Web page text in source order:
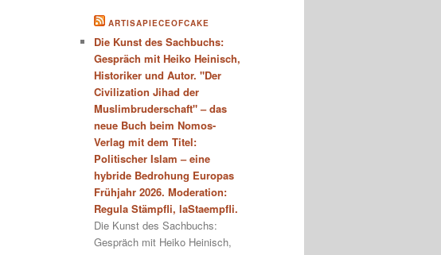
ARTISAPIECEOFCAKE
Die Kunst des Sachbuchs:
Gespräch mit Heiko Heinisch,
Historiker und Autor. "Der
Civilization Jihad der
Muslimbruderschaft" – das
neue Buch beim Nomos-
Verlag mit dem Titel:
Politischer Islam – eine
hybride Bedrohung Europas
Frühjahr 2026. Moderation:
Regula Stämpfli, laStaempfli.
Die Kunst des Sachbuchs:
Gespräch mit Heiko Heinisch,